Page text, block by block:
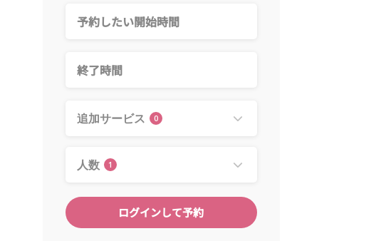
追加サービス 0
人数 1
ログインして予約